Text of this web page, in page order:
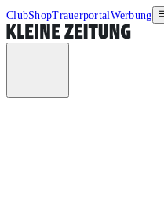
ClubShopTrauerportalWerbung